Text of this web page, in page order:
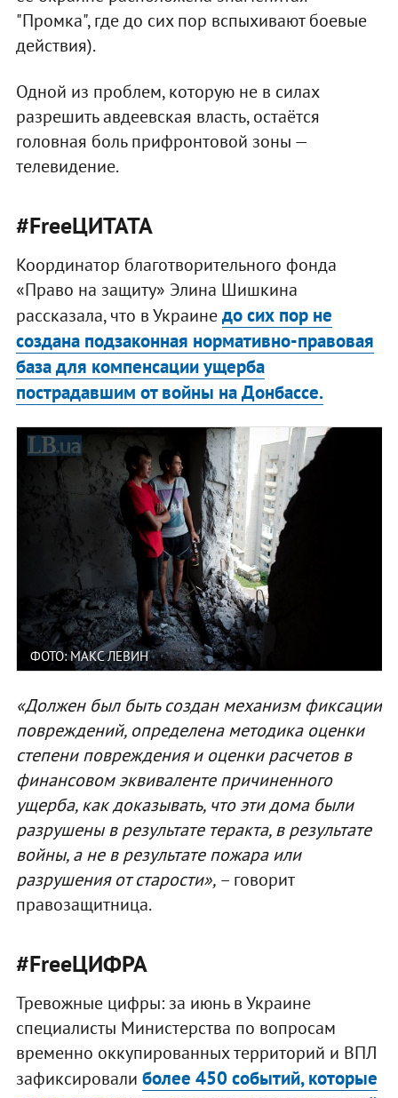
"Промка", где до сих пор вспыхивают боевые
действия).
Одной из проблем, которую не в силах
разрешить авдеевская власть, остаётся
головная боль прифронтовой зоны —
телевидение.
#FreeЦИТАТА
Координатор благотворительного фонда
«Право на защиту» Элина Шишкина
рассказала, что в Украинедо сих пор не
создана подзаконная нормативно-правовая
база для компенсации ущерба
пострадавшим от войны на Донбассе.
ФОТО: МАКС ЛЕВИН
«Должен был быть создан механизм фиксации
повреждений, определена методика оценки
степени повреждения и оценки расчетов в
финансовом эквиваленте причиненного
ущерба, как доказывать, что эти дома были
разрушены в результате теракта, в результате
войны, а не в результате пожара или
разрушения от старости», – говорит
правозащитница.
#FreeЦИФРА
Тревожные цифры: за июнь в Украине
специалисты Министерства по вопросам
временно оккупированных территорий и ВПЛ
зафиксировали более 450 событий, которые